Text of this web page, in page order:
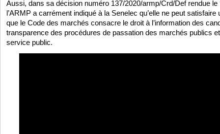
Aussi, dans sa décision numéro 137/2020/armp/Crd/Def rendue le
l’ARMP a carrément indiqué à la Senelec qu’elle ne peut satisfaire
que le Code des marchés consacre le droit à l’information des
transparence des procédures de passation des marchés publics
service public.